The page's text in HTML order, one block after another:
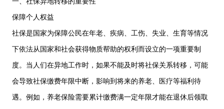
保障个人权益
社保是国家为保障公民在年老、疾病、工伤、失业、生育等情况
下依法从国家和社会获得物质帮助的权利而设立的一项重要制
度。当人们在异地工作时，如果不能及时将社保关系转移，可能
会导致社保缴费年限中断，影响到将来的养老、医疗等福利待
遇。例如，养老保险需要累计缴费满一定年限才能在退休后领取